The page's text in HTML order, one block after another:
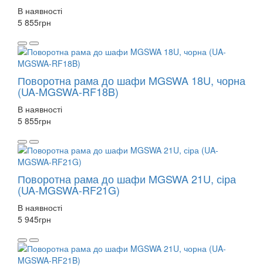
В наявності
5 855грн
Поворотна рама до шафи MGSWA 18U, чорна
(UA-MGSWA-RF18B)
В наявності
5 855грн
Поворотна рама до шафи MGSWA 21U, сіра
(UA-MGSWA-RF21G)
В наявності
5 945грн